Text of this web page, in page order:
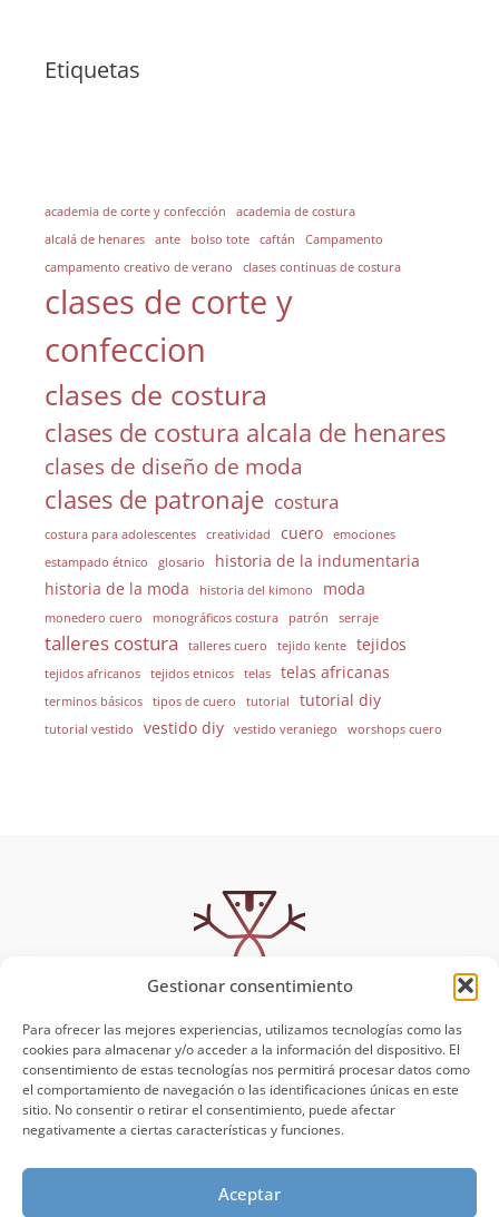
Gestionar consentimiento
Para ofrecer las mejores experiencias, utilizamos tecnologías como las
cookies para almacenar y/o acceder a la información del dispositivo. El
consentimiento de estas tecnologías nos permitirá procesar datos como
el comportamiento de navegación o las identificaciones únicas en este
sitio. No consentir o retirar el consentimiento, puede afectar
negativamente a ciertas características y funciones.
Aceptar
Etiquetas
academia de corte y confección
academia de costura
alcalá de henares
ante bolso tote caftán
Campamento
campamento creativo de verano
clases continuas de costura
clases de corte y
confeccion
clases de costura
clases de costura alcala de henares
clases de diseño de moda
clases de patronaje costura
costura para adolescentes creatividad cuero
emociones
estampado étnico
glosario
historia de la indumentaria
historia de la moda
historia del kimono moda
monedero cuero monográficos costura patrón serraje
talleres costura talleres cuero tejido kente tejidos
tejidos africanos tejidos etnicos telas telas africanas
terminos básicos tipos de cuero tutorial tutorial diy
tutorial vestido vestido diy vestido veraniego worshops cuero
MUYSCA
Muysca
Blog
Política de Privacidad
Aviso Legal